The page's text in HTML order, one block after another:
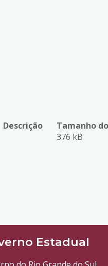
Descrição Tamanho
376 kB
Estadual